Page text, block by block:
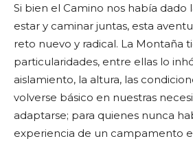
Si bien el Camino nos había dado
estar y caminar juntas, esta
reto nuevo y radical. La Montaña
particularidades, entre ellas lo
aislamiento, la altura, las
volverse básico en nuestras
adaptarse; para quienes nunca
experiencia de un campamento